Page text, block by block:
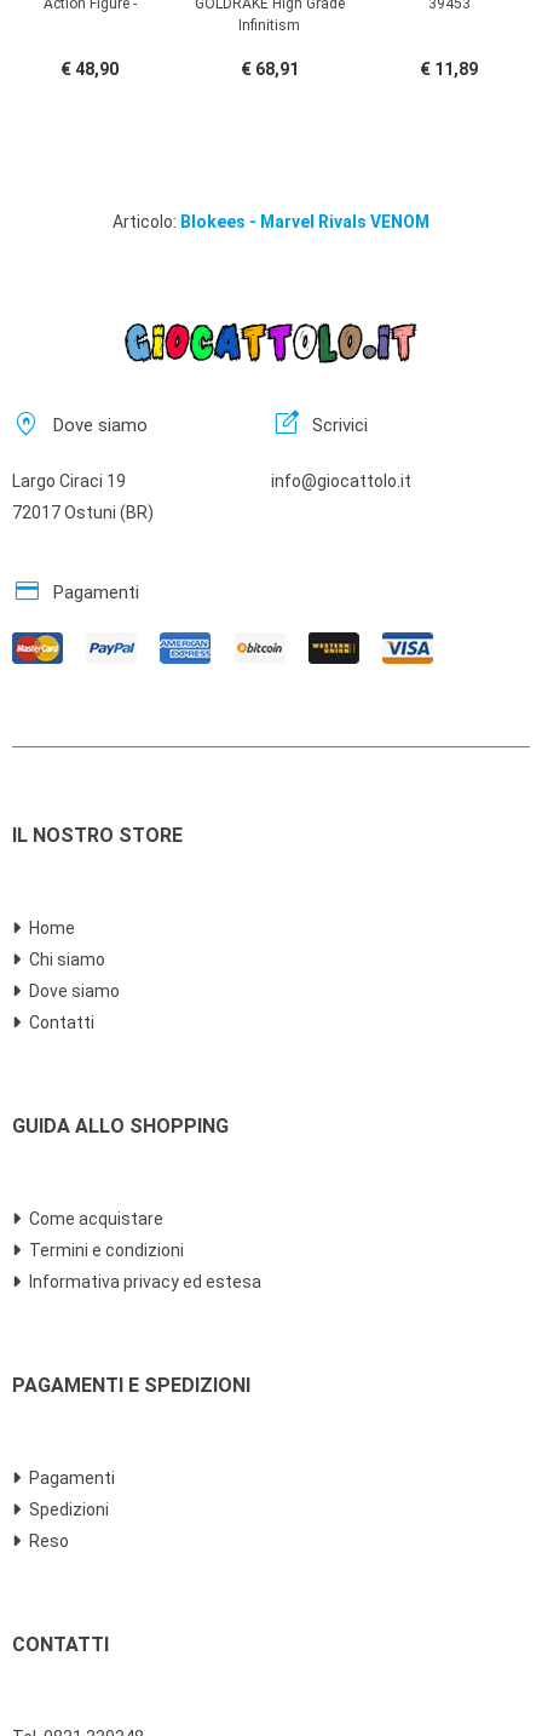
Action Figure -
€ 48,90
GOLDRAKE High Grade
Infinitism
€ 68,91
39453
€ 11,89
Articolo: Blokees - Marvel Rivals VENOM
home_pin Dove siamo
Largo Ciraci 19
72017 Ostuni (BR)
edit_square Scrivici
info@giocattolo.it
credit_card Pagamenti
IL NOSTRO STORE
Home
Chi siamo
Dove siamo
Contatti
GUIDA ALLO SHOPPING
Come acquistare
Termini e condizioni
Informativa privacy ed estesa
PAGAMENTI E SPEDIZIONI
Pagamenti
Spedizioni
Reso
CONTATTI